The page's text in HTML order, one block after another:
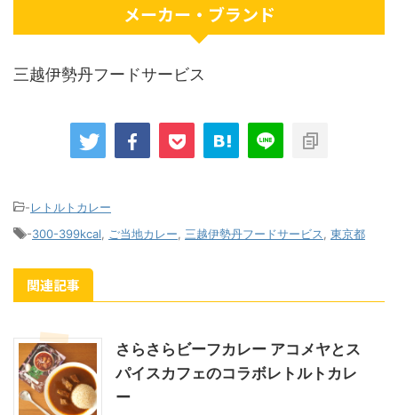
メーカー・ブランド
三越伊勢丹フードサービス
-レトルトカレー
-300-399kcal ご当地カレー 三越伊勢丹フードサービス 東京都
関連記事
さらさらビーフカレー アコメヤとス
パイスカフェのコラボレトルトカレ
ー